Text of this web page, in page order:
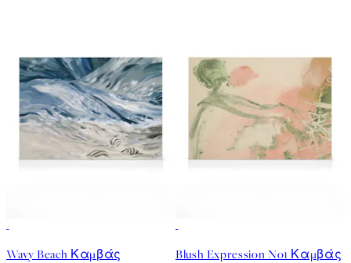
Wavy Beach Καμβάς Blush Expression No1 Καμβάς